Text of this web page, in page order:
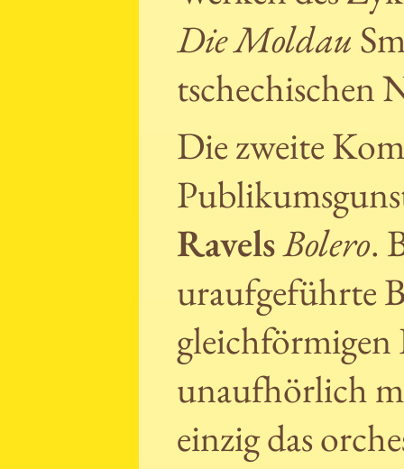
Die Moldau
tschechischen
Die zweite
RavelsBolero.
uraufgeführte
unaufhörlich
einzig das